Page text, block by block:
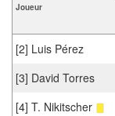
Joueur
[2] Luis Pérez
[3] David Torres
[4] T. Nikitscher